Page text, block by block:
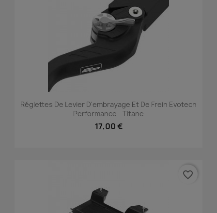
Réglettes De Levier D'embrayage Et De Frein Evotech
Performance - Titane
17,00 €
favorite_border